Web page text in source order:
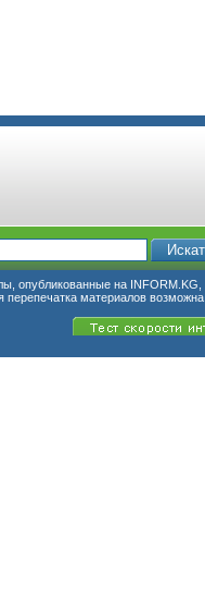
опубликованные на INFORM.KG,
перепечатка материалов